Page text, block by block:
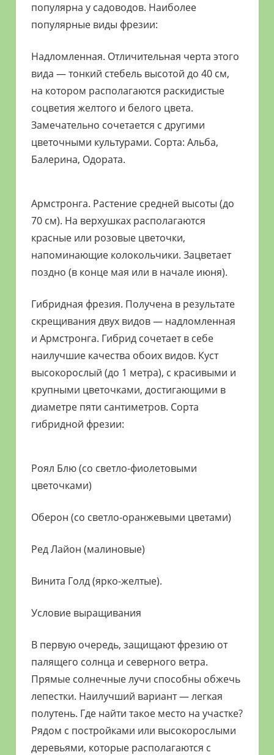
популярна у садоводов. Наиболее
популярные виды фрезии:
Надломленная. Отличительная черта этого
вида — тонкий стебель высотой до 40 см,
на котором располагаются раскидистые
соцветия желтого и белого цвета.
Замечательно сочетается с другими
цветочными культурами. Сорта: Альба,
Балерина, Одората.
Армстронга. Растение средней высоты (до
70 см). На верхушках располагаются
красные или розовые цветочки,
напоминающие колокольчики. Зацветает
поздно (в конце мая или в начале июня).
Гибридная фрезия. Получена в результате
скрещивания двух видов — надломленная
и Армстронга. Гибрид сочетает в себе
наилучшие качества обоих видов. Куст
высокорослый (до 1 метра), с красивыми и
крупными цветочками, достигающими в
диаметре пяти сантиметров. Сорта
гибридной фрезии:
Роял Блю (со светло-фиолетовыми
цветочками)
Оберон (со светло-оранжевыми цветами)
Ред Лайон (малиновые)
Винита Голд (ярко-желтые).
Условие выращивания
В первую очередь, защищают фрезию от
палящего солнца и северного ветра.
Прямые солнечные лучи способны обжечь
лепестки. Наилучший вариант — легкая
полутень. Где найти такое место на участке?
Рядом с постройками или высокорослыми
деревьями, которые располагаются с